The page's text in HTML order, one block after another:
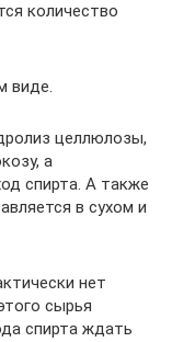
количество
виде.
целлюлозы,
а
спирта. А также
в сухом и
нет
сырья
спирта ждать